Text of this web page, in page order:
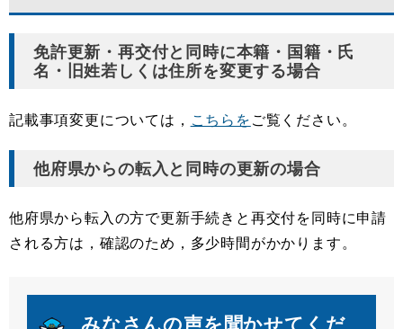
免許更新・再交付と同時に本籍・国籍・氏
名・旧姓若しくは住所を変更する場合
記載事項変更については， こちらをご覧ください。
他府県からの転入と同時の更新の場合
他府県から転入の方で更新手続きと再交付を同時に申請
される方は，確認のため，多少時間がかかります。
みなさんの声を聞かせてくだ